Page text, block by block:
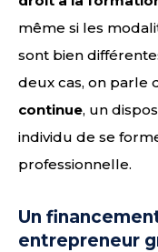
même si les
sont bien
deux cas, on parle
continue, un
individu de se
professionnelle.
Un
entrepreneur